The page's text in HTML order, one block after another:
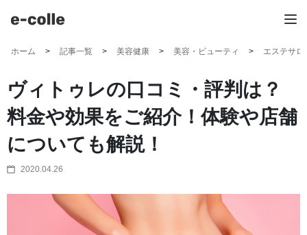
ホーム 記事一覧 美容健康 美容・ビューティ エステサロ
ヴィトゥレの口コミ・評判は？
料金や効果をご紹介！体験や店舗
についても解説！
2020.04.26